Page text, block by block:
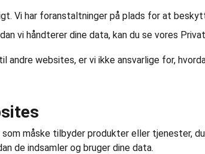
Vi har foranstaltninger på plads for at
vi håndterer dine data, kan du se vores
andre websites, er vi ikke ansvarlige for,
måske tilbyder produkter eller tjenester,
de indsamler og bruger dine data.